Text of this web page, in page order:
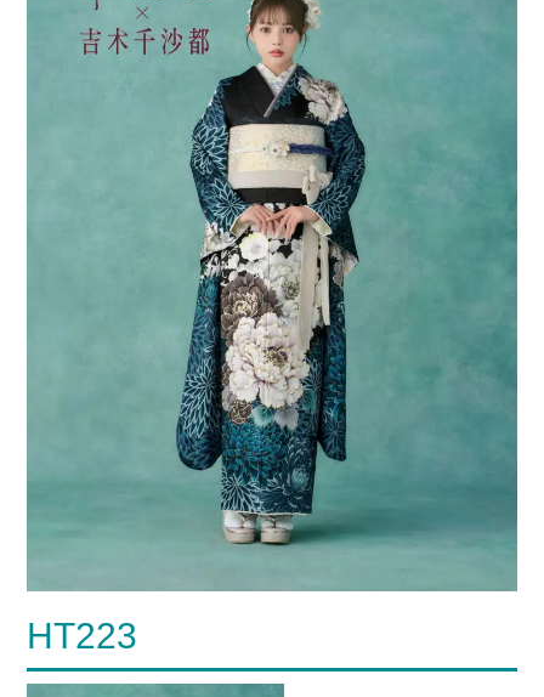
HT223